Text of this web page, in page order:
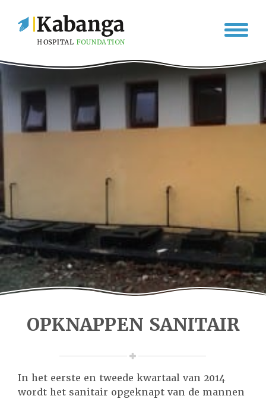
OPKNAPPEN SANITAIR
In het eerste en tweede kwartaal van 2014
wordt het sanitair opgeknapt van de mannen